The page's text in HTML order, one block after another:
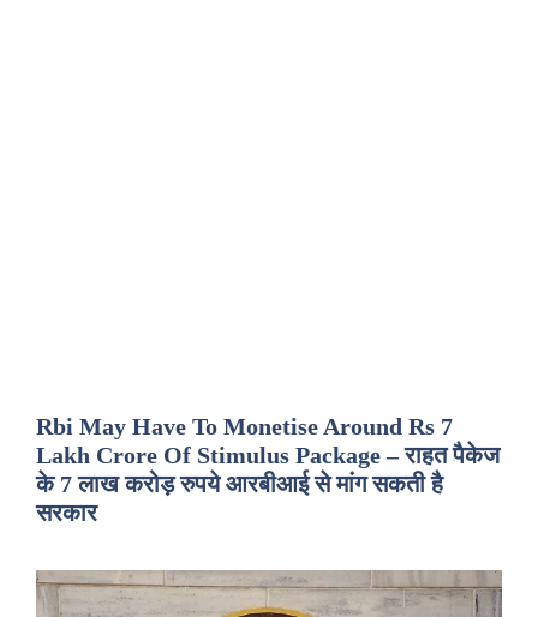
Rbi May Have To Monetise Around Rs 7
Lakh Crore Of Stimulus Package – राहत पैकेज
के 7 लाख करोड़ रुपये आरबीआई से मांग सकती है
सरकार